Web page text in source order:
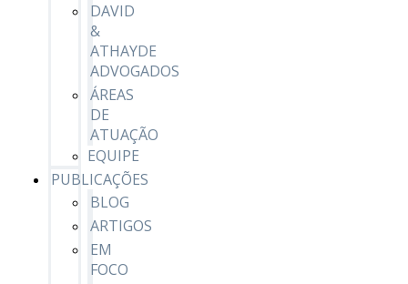
DAVID
&
ATHAYDE
ADVOGADOS
ÁREAS
DE
ATUAÇÃO
EQUIPE
PUBLICAÇÕES
BLOG
ARTIGOS
EM
FOCO